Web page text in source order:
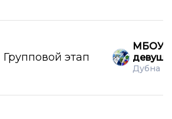
Групповой этап
МБОУ
Дубна